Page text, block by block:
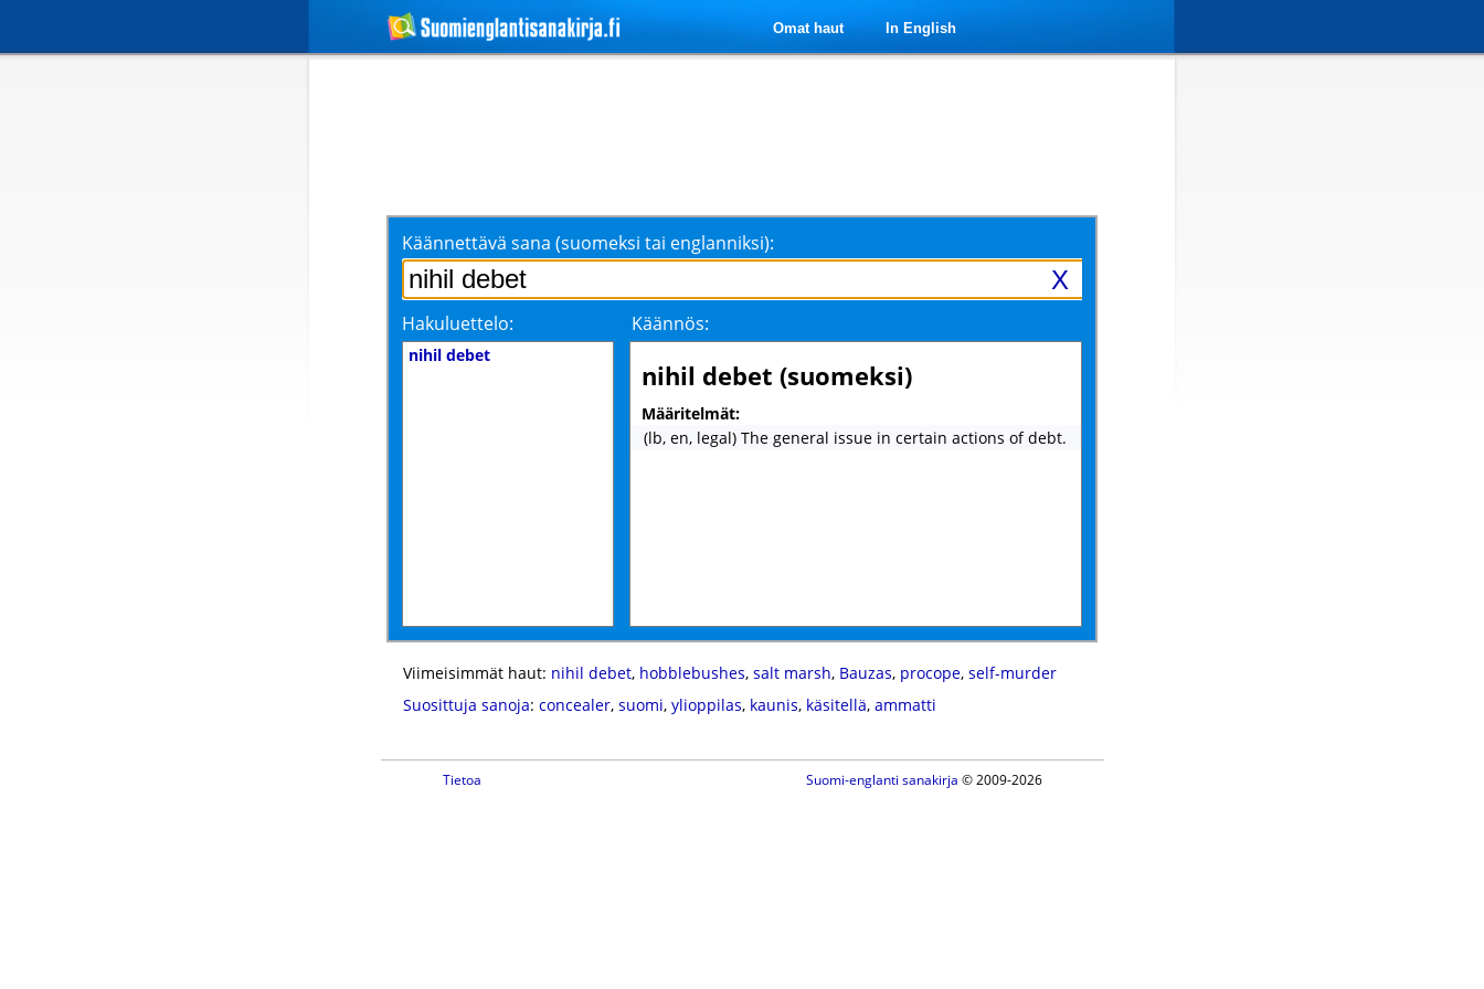
Omat haut In English
Käännettävä sana (suomeksi tai englanniksi):
X
Hakuluettelo: Käännös:
nihil debet
nihil debet (suomeksi)
Määritelmät:
(lb, en, legal) The general issue in certain actions of debt.
Viimeisimmät haut: nihil debet, hobblebushes, salt marsh, Bauzas, procope, self-murder
Suosittuja sanoja: concealer, suomi, ylioppilas, kaunis, käsitellä, ammatti
Tietoa Suomi-englanti sanakirja © 2009-2026